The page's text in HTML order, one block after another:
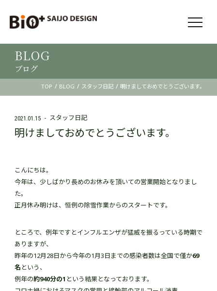
BLOG
ブログ
TOP / BLOG / スタッフ日記 / 明けましておめでとうございます。
2021.01.15 スタッフ日記
明けましておめでとうございます。
こんにちは。
今年は、少しばかり長めのお休みを頂いての営業開始となりまし
た。
正月休み明けは、恒例の除雪作業からのスタートです。
ところで、例年ですとインフルエンザが猛威を振るっている時期で
ありますが、
昨年の12月28日から今年の1月3日までの感染者数は全国で僅か69
名という、
例年の約940分の1という結果となっております。